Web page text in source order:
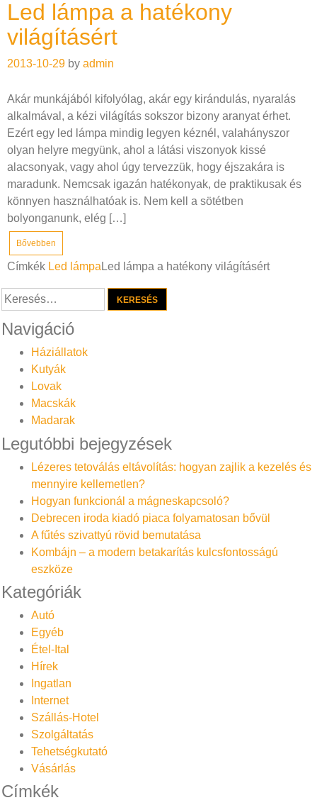
Led lámpa a hatékony
világításért
2013-10-29 by admin
Akár munkájából kifolyólag, akár egy kirándulás, nyaralás
alkalmával, a kézi világítás sokszor bizony aranyat érhet.
Ezért egy led lámpa mindig legyen kéznél, valahányszor
olyan helyre megyünk, ahol a látási viszonyok kissé
alacsonyak, vagy ahol úgy tervezzük, hogy éjszakára is
maradunk. Nemcsak igazán hatékonyak, de praktikusak és
könnyen használhatóak is. Nem kell a sötétben
bolyonganunk, elég […]
Bővebben
Címkék Led lámpa Led lámpa a hatékony világításért
Keresés:
Navigáció
Háziállatok
Kutyák
Lovak
Macskák
Madarak
Legutóbbi bejegyzések
Lézeres tetoválás eltávolítás: hogyan zajlik a kezelés és
mennyire kellemetlen?
Hogyan funkcionál a mágneskapcsoló?
Debrecen iroda kiadó piaca folyamatosan bővül
A fűtés szivattyú rövid bemutatása
Kombájn – a modern betakarítás kulcsfontosságú
eszköze
Kategóriák
Autó
Egyéb
Étel-Ital
Hírek
Ingatlan
Internet
Szállás-Hotel
Szolgáltatás
Tehetségkutató
Vásárlás
Címkék